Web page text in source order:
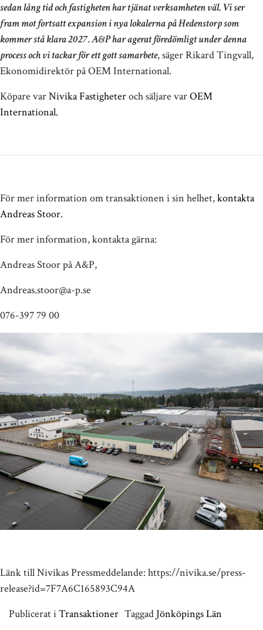
sedan lång tid och fastigheten har tjänat verksamheten väl. Vi ser
fram mot fortsatt expansion i nya lokalerna på Hedenstorp som
kommer stå klara 2027. A&P har agerat föredömligt under denna
process och vi tackar för ett gott samarbete, säger Rikard Tingvall,
Ekonomidirektör på OEM International.
Köpare varNivika Fastigheteroch säljare varOEM
International.
För mer information om transaktionen i sin helhet,kontakta
Andreas Stoor.
För mer information, kontakta gärna:
Andreas Stoor på A&P,
Andreas.stoor@a-p.se
076-397 79 00
Länk till Nivikas Pressmeddelande: https://nivika.se/press-
release?id=7F7A6C165893C94A
Publicerat iTransaktioner Taggad Jönköpings Län